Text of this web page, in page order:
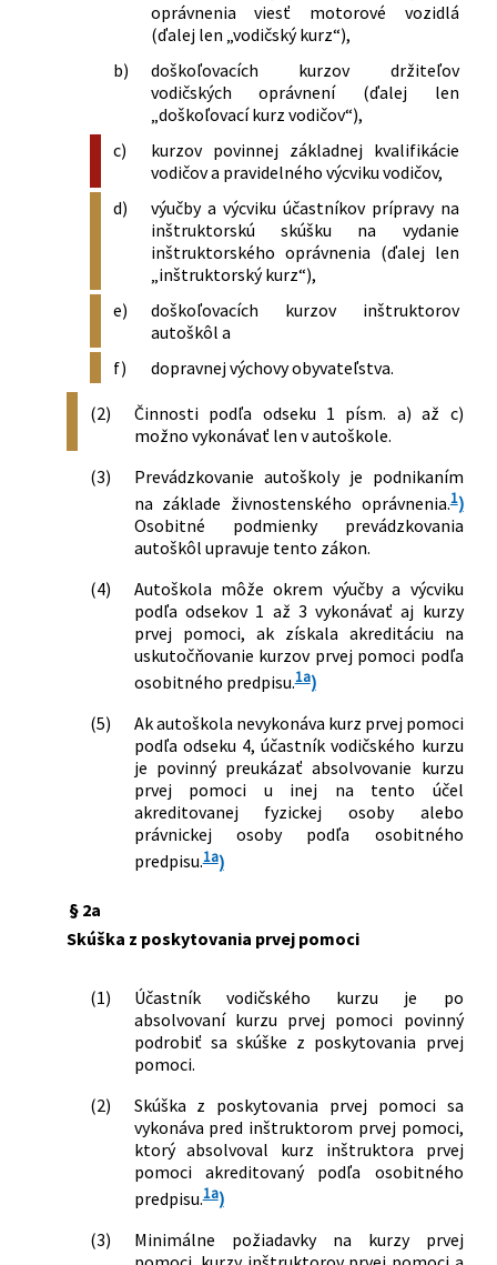
neskorších predpisov
zdravotníckych pracovníkoch,
stavovských organizáciách v
zdravotníctve a o zmene a doplnení
niektorých zákonov v znení neskorších
predpisov a o zmene a doplnení
niektorých zákonov
144/2010 Z. z.
Zákon, ktorým sa mení a dopĺňa zákon
č. 8/2009 Z. z. o cestnej premávke a o
zmene a doplnení niektorých zákonov
v znení neskorších predpisov a o zmene
a doplnení niektorých zákonov
317/2012 Z. z.
systémoch v cestnej doprave a o zmene
a doplnení niektorých zákonov
345/2012 Z. z.
Zákon o niektorých opatreniach v
doplnení niektorých zákonov
180/2013 Z. z.
Zákon o organizácii miestnej štátnej
správy a o zmene a doplnení niektorých
zákonov
387/2015 Z. z.
Zákon o jednotnom informačnom
systéme v cestnej doprave a o zmene a
doplnení niektorých zákonov
177/2018 Z. z.
Zákon o niektorých opatreniach na
znižovanie administratívnej záťaže
využívaním informačných systémov
verejnej správy a o zmene a doplnení
niektorých zákonov (zákon proti
386/2019 Z. z.
Zákon, ktorým sa mení a dopĺňa zákon
č. 93/2005 Z. z. o autoškolách a o zmene
a doplnení niektorých zákonov v znení
neskorších predpisov a ktorým sa
menia a dopĺňajú niektoré zákony
90/2020 Z. z.
Zákon, ktorým sa dopĺňajú niektoré
zákony v pôsobnosti Ministerstva
republiky v súvislosti s ochorením
COVID-19
niektoré zákony v pôsobnosti
Ministerstva dopravy a výstavby
Slovenskej republiky v súvislosti s
ochorením COVID-19 v cestnej doprave
106/2022 Z. z.
Zákon, ktorým sa mení a dopĺňa zákon
č. 93/2005 Z. z. o autoškolách a o zmene
a doplnení niektorých zákonov v znení
neskorších predpisov
150/2025 Z. z.
Zákon o niektorých opatreniach na
republiky v oblasti obrany a
oprávnenia viesť motorové vozidlá
(ďalej len „vodičský kurz“),
b)
doškoľovacích kurzov držiteľov
vodičských oprávnení (ďalej len
„doškoľovací kurz vodičov“),
c)
kurzov povinnej základnej kvalifikácie
vodičov a pravidelného výcviku vodičov,
d)
výučby a výcviku účastníkov prípravy na
inštruktorskú skúšku na vydanie
inštruktorského oprávnenia (ďalej len
„inštruktorský kurz“),
e)
doškoľovacích kurzov inštruktorov
autoškôl a
f)
dopravnej výchovy obyvateľstva.
(2)
Činnosti podľa odseku 1 písm. a) až c)
možno vykonávať len v autoškole.
(3)
Prevádzkovanie autoškoly je podnikaním
na základe živnostenského oprávnenia.1)
Osobitné podmienky prevádzkovania
autoškôl upravuje tento zákon.
(4)
Autoškola môže okrem výučby a výcviku
podľa odsekov 1 až 3 vykonávať aj kurzy
prvej pomoci, ak získala akreditáciu na
uskutočňovanie kurzov prvej pomoci podľa
osobitného predpisu.1a)
(5)
Ak autoškola nevykonáva kurz prvej pomoci
podľa odseku 4, účastník vodičského kurzu
je povinný preukázať absolvovanie kurzu
prvej pomoci u inej na tento účel
akreditovanej fyzickej osoby alebo
právnickej osoby podľa osobitného
predpisu.1a)
§ 2a
Skúška z poskytovania prvej pomoci
(1)
Účastník vodičského kurzu je po
absolvovaní kurzu prvej pomoci povinný
podrobiť sa skúške z poskytovania prvej
pomoci.
(2)
Skúška z poskytovania prvej pomoci sa
vykonáva pred inštruktorom prvej pomoci,
ktorý absolvoval kurz inštruktora prvej
pomoci akreditovaný podľa osobitného
predpisu.1a)
(3)
Minimálne požiadavky na kurzy prvej